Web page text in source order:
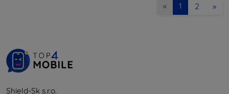
« 1 2 »
Shield-Sk s.r.o.